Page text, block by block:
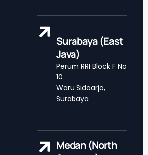
Surabaya (East
Java)
Perum RRI Block F No
10
Waru Sidoarjo,
Surabaya
Medan (North